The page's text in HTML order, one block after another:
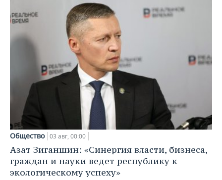
Общество 03 авг, 00:00
Азат Зиганшин: «Синергия власти, бизнеса,
граждан и науки ведет республику к
экологическому успеху»